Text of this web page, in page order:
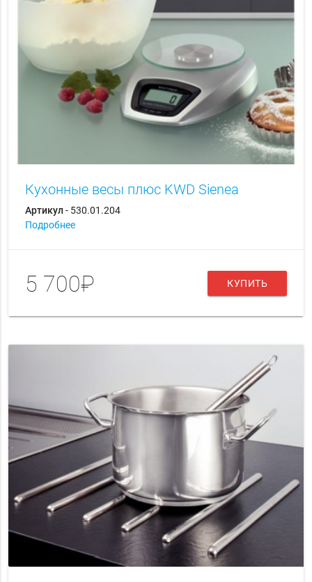
Кухонные весы плюс KWD Sienea
Артикул- 530.01.204
Подробнее
5 700₽ КУПИТЬ